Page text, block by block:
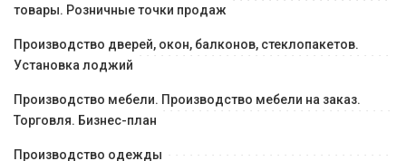
товары. Розничные точки продаж
Производство дверей, окон, балконов, стеклопакетов.
Установка лоджий
Производство мебели. Производство мебели на заказ.
Торговля. Бизнес-план
Производство одежды